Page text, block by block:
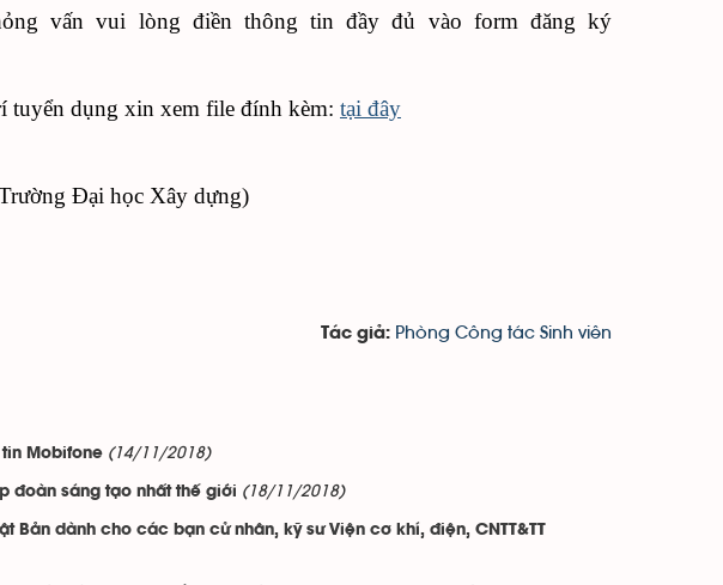
vấn vui lòng điền thông tin đầy đủ vào form đăng ký
tuyển dụng xin xem file đính kèm: tại đây
Đại học Xây dựng)
Tác giả: Phòng Công tác Sinh viên
Mobifone (14/11/2018)
đoàn sáng tạo nhất thế giới (18/11/2018)
Bản dành cho các bạn cử nhân, kỹ sư Viện cơ khí, điện, CNTT&TT